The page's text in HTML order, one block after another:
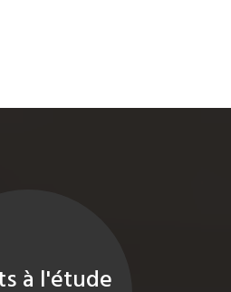
à l'étude